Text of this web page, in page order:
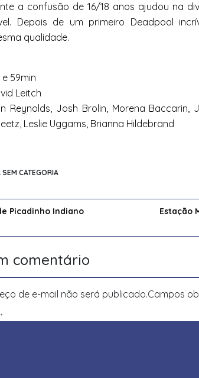
a confusão de 16/18 anos ajudou na
Depois de um primeiro Deadpool
qualidade.
e 59min
Leitch
Reynolds, Josh Brolin, Morena Baccarin,
Leslie Uggams, Brianna Hildebrand
CATEGORIA
Picadinho Indiano
Estação
comentário
de e-mail não será publicado.Campos
*